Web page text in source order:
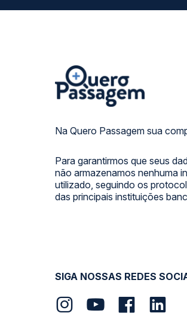
Na Quero Passagem sua
Para garantirmos que seus
não armazenamos nenhuma
utilizado, seguindo os
das principais instituições
SIGA NOSSAS REDES